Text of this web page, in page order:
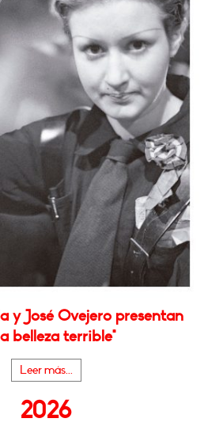
y José Ovejero presentan
belleza terrible"
Leer más...
2026